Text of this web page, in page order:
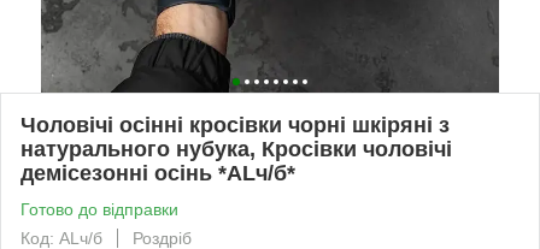
Чоловічі осінні кросівки чорні шкіряні з
натурального нубука, Кросівки чоловічі
демісезонні осінь *ALч/б*
Готово до відправки
Код: ALч/б
Роздріб